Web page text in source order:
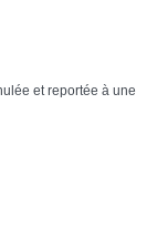
et reportée à une